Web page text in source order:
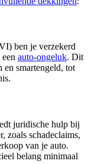
ben je verzekerd
auto-ongeluk. Dit
en smartengeld, tot
juridische hulp bij
zoals schadeclaims,
van je auto.
belang minimaal